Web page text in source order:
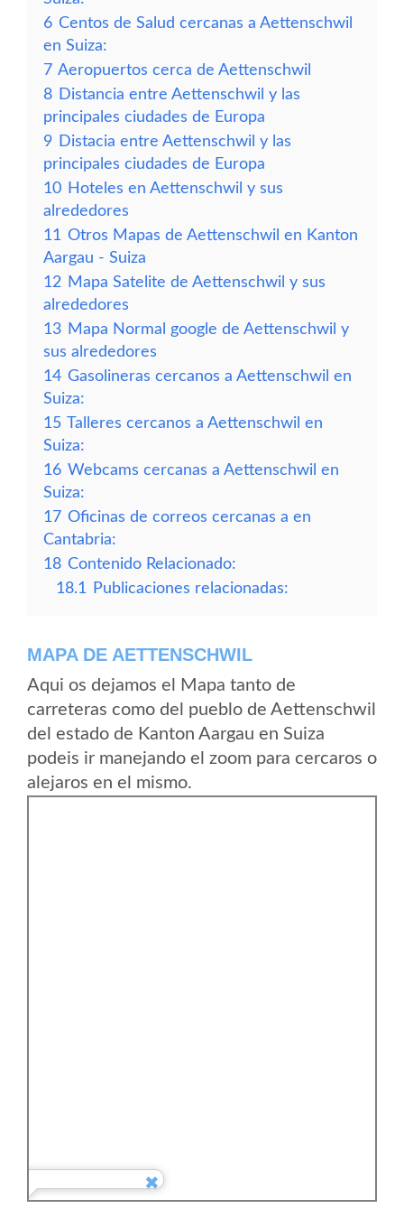
6 Centos de Salud cercanas a Aettenschwil
en Suiza:
7 Aeropuertos cerca de Aettenschwil
8 Distancia entre Aettenschwil y las
principales ciudades de Europa
9 Distacia entre Aettenschwil y las
principales ciudades de Europa
10 Hoteles en Aettenschwil y sus
alrededores
11 Otros Mapas de Aettenschwil en Kanton
Aargau - Suiza
12 Mapa Satelite de Aettenschwil y sus
alrededores
13 Mapa Normal google de Aettenschwil y
sus alrededores
14 Gasolineras cercanos a Aettenschwil en
Suiza:
15 Talleres cercanos a Aettenschwil en
Suiza:
16 Webcams cercanas a Aettenschwil en
Suiza:
17 Oficinas de correos cercanas a en
Cantabria:
18 Contenido Relacionado:
18.1
Publicaciones relacionadas:
MAPA DE AETTENSCHWIL
Aqui os dejamos el Mapa tanto de
carreteras como del pueblo de Aettenschwil
del estado de Kanton Aargau en Suiza
podeis ir manejando el zoom para cercaros o
alejaros en el mismo.